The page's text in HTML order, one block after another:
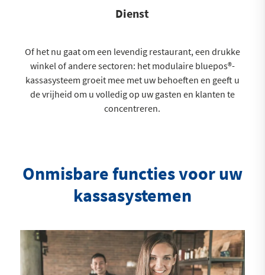
Dienst
Of het nu gaat om een levendig restaurant, een drukke
winkel of andere sectoren: het modulaire bluepos®-
kassasysteem groeit mee met uw behoeften en geeft u
de vrijheid om u volledig op uw gasten en klanten te
concentreren.
Onmisbare functies voor uw
kassasystemen